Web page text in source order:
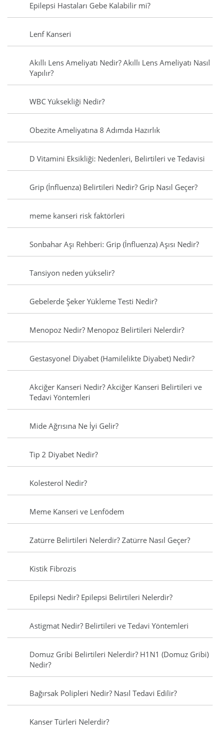
Epilepsi Hastaları Gebe Kalabilir mi?
Lenf Kanseri
Akıllı Lens Ameliyatı Nedir? Akıllı Lens Ameliyatı Nasıl
Yapılır?
WBC Yüksekliği Nedir?
Obezite Ameliyatına 8 Adımda Hazırlık
D Vitamini Eksikliği: Nedenleri, Belirtileri ve Tedavisi
Grip (İnfluenza) Belirtileri Nedir? Grip Nasıl Geçer?
meme kanseri risk faktörleri
Sonbahar Aşı Rehberi: Grip (İnfluenza) Aşısı Nedir?
Tansiyon neden yükselir?
Gebelerde Şeker Yükleme Testi Nedir?
Menopoz Nedir? Menopoz Belirtileri Nelerdir?
Gestasyonel Diyabet (Hamilelikte Diyabet) Nedir?
Akciğer Kanseri Nedir? Akciğer Kanseri Belirtileri ve
Tedavi Yöntemleri
Mide Ağrısına Ne İyi Gelir?
Tip 2 Diyabet Nedir?
Kolesterol Nedir?
Meme Kanseri ve Lenfödem
Zatürre Belirtileri Nelerdir? Zatürre Nasıl Geçer?
Kistik Fibrozis
Epilepsi Nedir? Epilepsi Belirtileri Nelerdir?
Astigmat Nedir? Belirtileri ve Tedavi Yöntemleri
Domuz Gribi Belirtileri Nelerdir? H1N1 (Domuz Gribi)
Nedir?
Bağırsak Polipleri Nedir? Nasıl Tedavi Edilir?
Kanser Türleri Nelerdir?